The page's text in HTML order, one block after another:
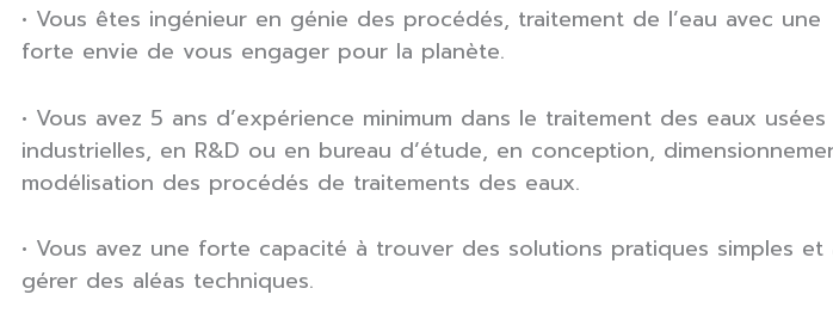
• Vous êtes ingénieur en génie des procédés, traitement de l’eau avec une
forte envie de vous engager pour la planète.
• Vous avez 5 ans d’expérience minimum dans le traitement des eaux usées
industrielles, en R&D ou en bureau d’étude, en conception,
modélisation des procédés de traitements des eaux.
• Vous avez une forte capacité à trouver des solutions pratiques simples et
gérer des aléas techniques.